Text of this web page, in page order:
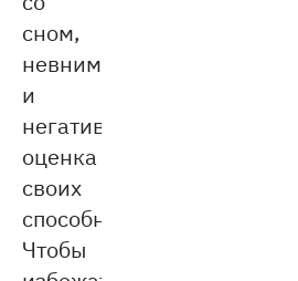
сном,
невнимательность
и
негативная
оценка
своих
способностей.
Чтобы